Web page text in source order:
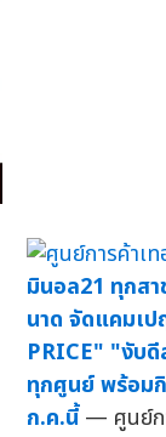
มินอล21 ทุกส
นาด จัดแคมเ
PRICE" "งับ
ทุกศูนย์ พร้อม
ก.ค.นี้ — ศูนย์ก